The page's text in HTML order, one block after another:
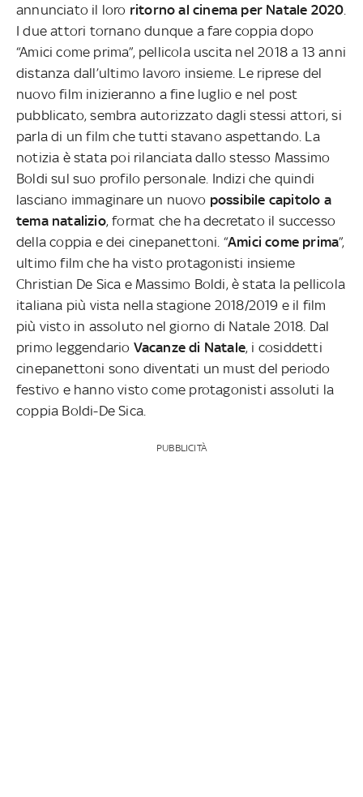
annunciato il loro ritorno al cinema per Natale 2020
I due attori tornano dunque a fare coppia dopo
“Amici come prima”, pellicola uscita nel 2018 a 13 anni
distanza dall’ultimo lavoro insieme. Le riprese del
nuovo film inizieranno a fine luglio e nel post
pubblicato, sembra autorizzato dagli stessi attori, si
parla di un film che tutti stavano aspettando. La
notizia è stata poi rilanciata dallo stesso Massimo
Boldi sul suo profilo personale. Indizi che quindi
lasciano immaginare un nuovo possibile capitolo a
tema natalizio, format che ha decretato il successo
della coppia e dei cinepanettoni. “Amici come prima”,
ultimo film che ha visto protagonisti insieme
Christian De Sica e Massimo Boldi, è stata la pellicola
italiana più vista nella stagione 2018/2019 e il film
più visto in assoluto nel giorno di Natale 2018. Dal
primo leggendario Vacanze di Natale, i cosiddetti
cinepanettoni sono diventati un must del periodo
festivo e hanno visto come protagonisti assoluti la
coppia Boldi-De Sica.
PUBBLICITÀ